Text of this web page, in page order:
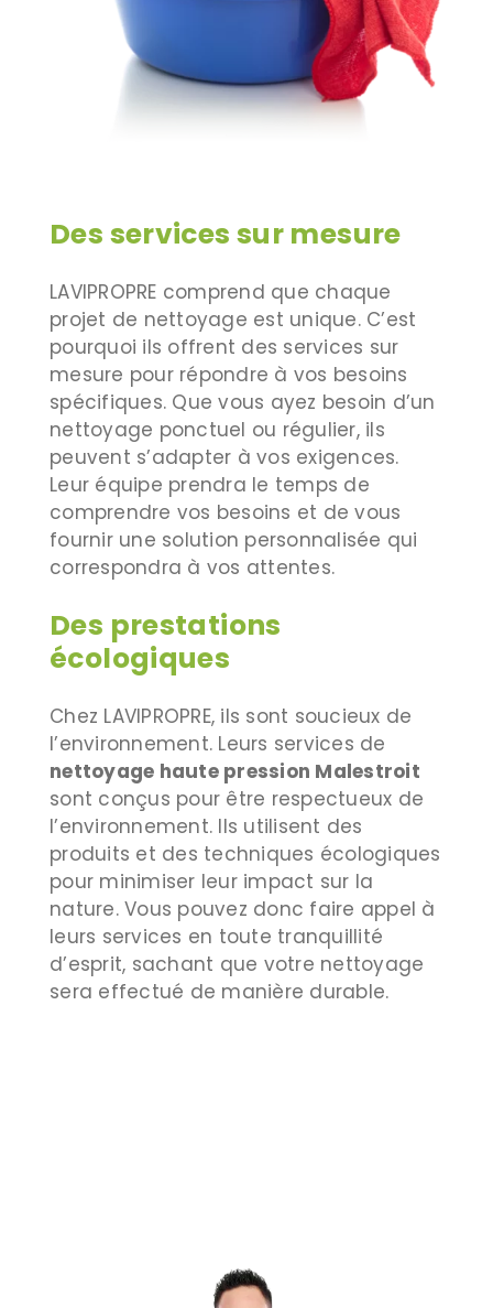
Des services sur mesure
LAVIPROPRE comprend que chaque
projet de nettoyage est unique. C’est
pourquoi ils offrent des services sur
mesure pour répondre à vos besoins
spécifiques. Que vous ayez besoin d’un
nettoyage ponctuel ou régulier, ils
peuvent s’adapter à vos exigences.
Leur équipe prendra le temps de
comprendre vos besoins et de vous
fournir une solution personnalisée qui
correspondra à vos attentes.
Des prestations
écologiques
Chez LAVIPROPRE, ils sont soucieux de
l’environnement. Leurs services de
nettoyage haute pression Malestroit
sont conçus pour être respectueux de
l’environnement. Ils utilisent des
produits et des techniques écologiques
pour minimiser leur impact sur la
nature. Vous pouvez donc faire appel à
leurs services en toute tranquillité
d’esprit, sachant que votre nettoyage
sera effectué de manière durable.